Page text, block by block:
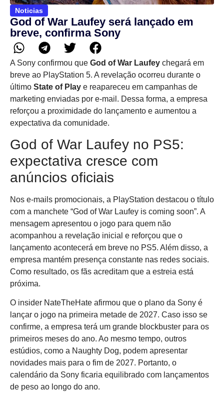
Noticias
God of War Laufey será lançado em
breve, confirma Sony
A Sony confirmou que God of War Laufey chegará em
breve ao PlayStation 5. A revelação ocorreu durante o
último State of Play e reapareceu em campanhas de
marketing enviadas por e-mail. Dessa forma, a empresa
reforçou a proximidade do lançamento e aumentou a
expectativa da comunidade.
God of War Laufey no PS5:
expectativa cresce com
anúncios oficiais
Nos e-mails promocionais, a PlayStation destacou o título
com a manchete “God of War Laufey is coming soon”. A
mensagem apresentou o jogo para quem não
acompanhou a revelação inicial e reforçou que o
lançamento acontecerá em breve no PS5. Além disso, a
empresa mantém presença constante nas redes sociais.
Como resultado, os fãs acreditam que a estreia está
próxima.
O insider NateTheHate afirmou que o plano da Sony é
lançar o jogo na primeira metade de 2027. Caso isso se
confirme, a empresa terá um grande blockbuster para os
primeiros meses do ano. Ao mesmo tempo, outros
estúdios, como a Naughty Dog, podem apresentar
novidades mais para o fim de 2027. Portanto, o
calendário da Sony ficaria equilibrado com lançamentos
de peso ao longo do ano.